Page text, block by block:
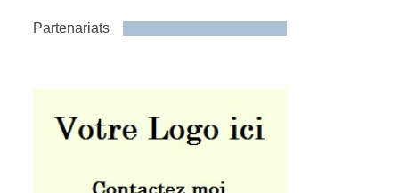
Partenariats